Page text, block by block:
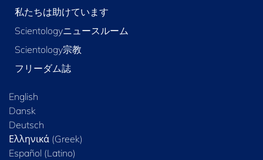
私たちは助けています
Scientologyニュースルーム
Scientology宗教
フリーダム誌
English
Dansk
Deutsch
Ελληνικά (Greek)
Español (Latino)